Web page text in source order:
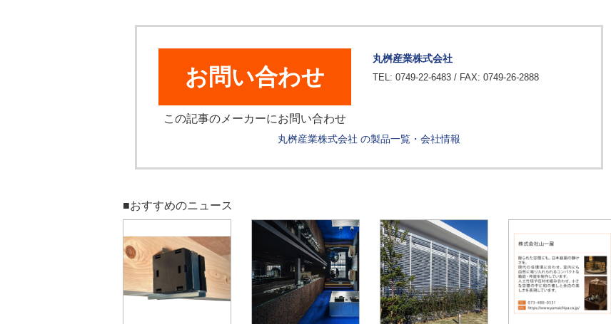
お問い合わせ
この記事のメーカーにお問い合わせ
丸桝産業株式会社
TEL: 0749-22-6483 / FAX: 0749-26-2888
丸桝産業株式会社 の製品一覧・会社情報
■おすすめのニュース